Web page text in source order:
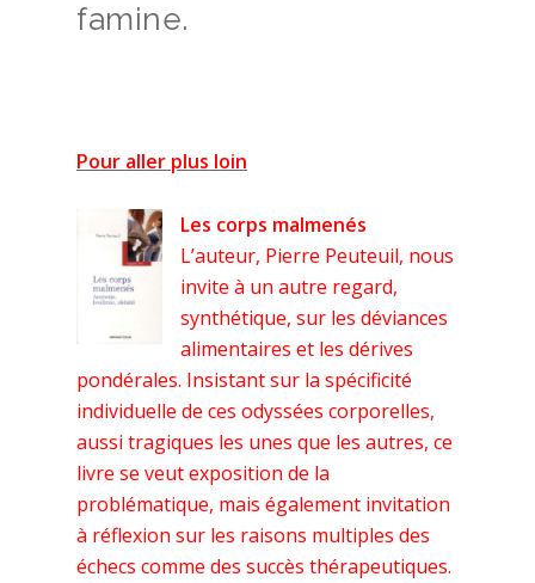
famine.
Pour aller plus loin
Les corps malmenés
L’auteur, Pierre Peuteuil, nous
invite à un autre regard,
synthétique, sur les déviances
alimentaires et les dérives
pondérales. Insistant sur la spécificité
individuelle de ces odyssées corporelles,
aussi tragiques les unes que les autres, ce
livre se veut exposition de la
problématique, mais également invitation
à réflexion sur les raisons multiples des
échecs comme des succès thérapeutiques.